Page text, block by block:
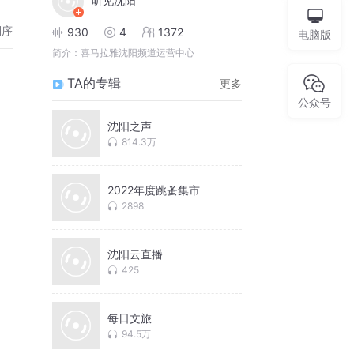
930 4 1372
简介： 喜马拉雅沈阳频道运营中心
TA的专辑 更多
沈阳之声
814.3万
2022年度跳蚤集市
2898
沈阳云直播
425
每日文旅
94.5万
电脑版
公众号